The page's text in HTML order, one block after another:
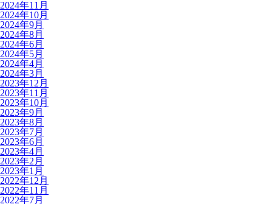
2024年11月
2024年10月
2024年9月
2024年8月
2024年6月
2024年5月
2024年4月
2024年3月
2023年12月
2023年11月
2023年10月
2023年9月
2023年8月
2023年7月
2023年6月
2023年4月
2023年2月
2023年1月
2022年12月
2022年11月
2022年7月